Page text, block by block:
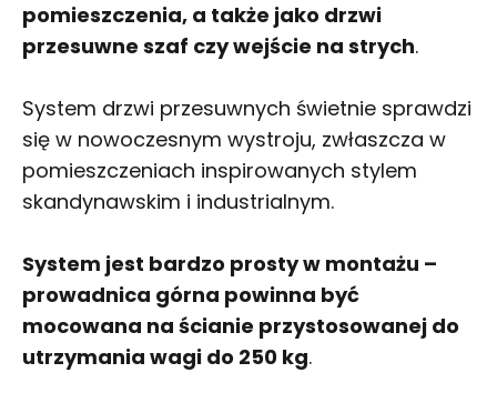
pomieszczenia, a także jako drzwi
przesuwne szaf czy wejście na strych.
System drzwi przesuwnych świetnie sprawdzi
się w nowoczesnym wystroju, zwłaszcza w
pomieszczeniach inspirowanych stylem
skandynawskim i industrialnym.
System jest bardzo prosty w montażu –
prowadnica górna powinna być
mocowana na ścianie przystosowanej do
utrzymania wagi do 250 kg.